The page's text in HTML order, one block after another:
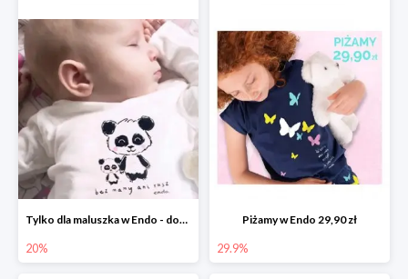
Tylko dla maluszka w Endo - dodatkowe -20%
20%
Piżamy w Endo 29,90 zł
29.9%